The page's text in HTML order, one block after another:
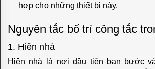
LUXE
EMPORIO
GRANADA
hợp cho những thiết bị này.
Nguyên tắc bố trí công tắc
1. Hiên nhà
Hiên nhà là nơi đầu tiên bạn bước